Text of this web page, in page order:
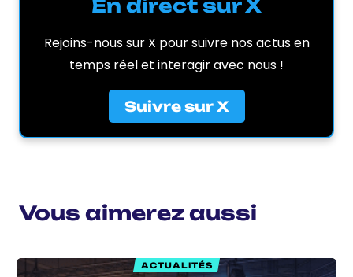
En direct sur X
Rejoins-nous sur X pour suivre nos actus en
temps réel et interagir avec nous !
Suivre sur X
Vous aimerez aussi
ACTUALITÉS